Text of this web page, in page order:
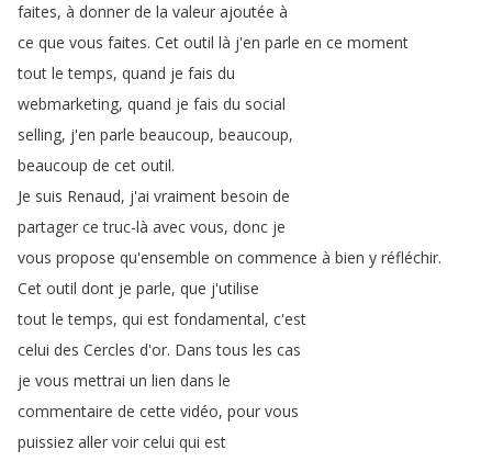
faites, à donner de la valeur ajoutée à
ce que vous faites. Cet outil là j'en parle en ce moment
tout le temps, quand je fais du
webmarketing, quand je fais du social
selling, j'en parle beaucoup, beaucoup,
beaucoup de cet outil.
Je suis Renaud, j'ai vraiment besoin de
partager ce truc-là avec vous, donc je
vous propose qu'ensemble on commence à bien y réfléchir.
Cet outil dont je parle, que j'utilise
tout le temps, qui est fondamental, c'est
celui des Cercles d'or. Dans tous les cas
je vous mettrai un lien dans le
commentaire de cette vidéo, pour vous
puissiez aller voir celui qui est